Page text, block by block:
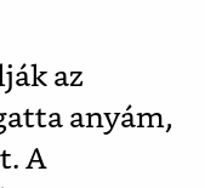
az
anyám,
A